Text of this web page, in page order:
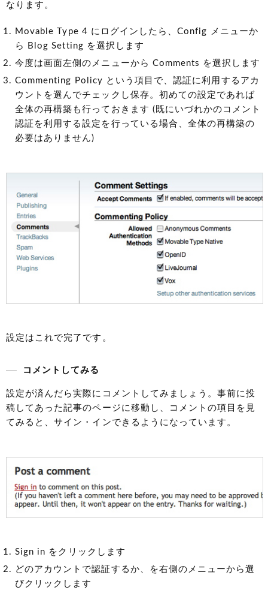
なります。
Movable Type 4 にログインしたら、Config メニューか
ら Blog Setting を選択します
今度は画面左側のメニューから Comments を選択します
Commenting Policy という項目で、認証に利用するアカ
ウントを選んでチェックし保存。初めての設定であれば
全体の再構築も行っておきます (既にいづれかのコメント
認証を利用する設定を行っている場合、全体の再構築の
必要はありません)
設定はこれで完了です。
コメントしてみる
設定が済んだら実際にコメントしてみましょう。事前に投
稿してあった記事のページに移動し、コメントの項目を見
てみると、サイン・インできるようになっています。
Sign in をクリックします
どのアカウントで認証するか、を右側のメニューから選
びクリックします